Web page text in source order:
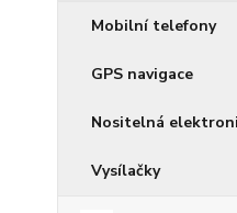
Mobilní telefony
GPS navigace
Nositelná
Vysílačky